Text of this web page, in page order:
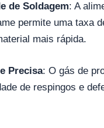
de Soldagem: A
permite uma taxa
mais rápida.
Precisa: O gás de
de respingos e